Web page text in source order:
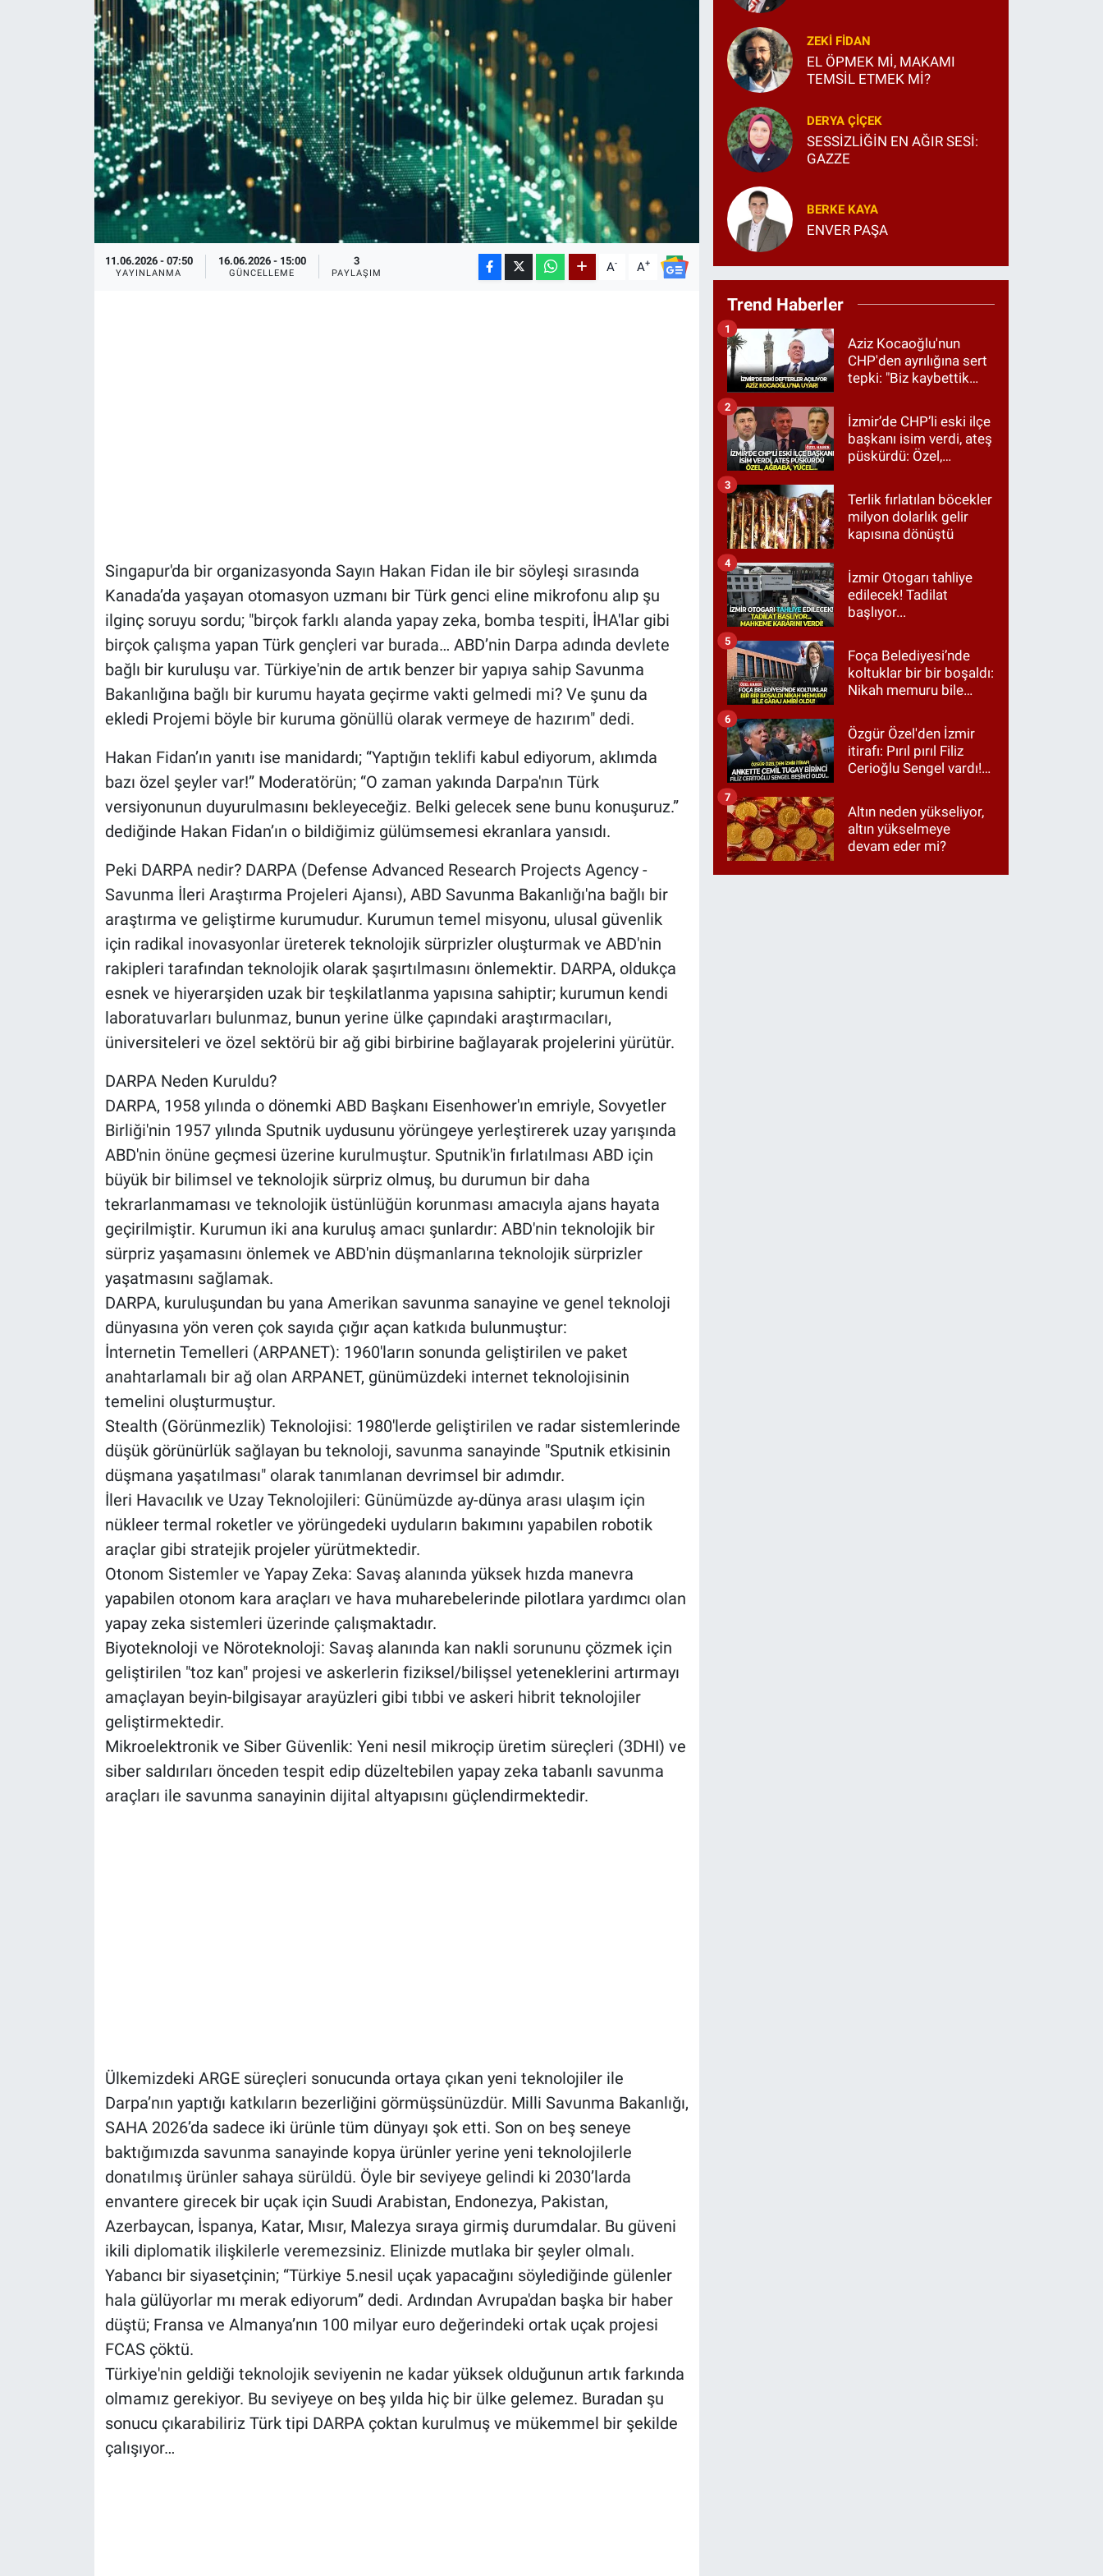
11.06.2026 - 07:50
YAYINLANMA
16.06.2026 - 15:00
GÜNCELLEME
3
PAYLAŞIM A- A+
Singapur'da bir organizasyonda Sayın Hakan Fidan ile bir söyleşi sırasında
Kanada’da yaşayan otomasyon uzmanı bir Türk genci eline mikrofonu alıp şu
ilginç soruyu sordu; "birçok farklı alanda yapay zeka, bomba tespiti, İHA'lar gibi
birçok çalışma yapan Türk gençleri var burada… ABD’nin Darpa adında devlete
bağlı bir kuruluşu var. Türkiye'nin de artık benzer bir yapıya sahip Savunma
Bakanlığına bağlı bir kurumu hayata geçirme vakti gelmedi mi? Ve şunu da
ekledi Projemi böyle bir kuruma gönüllü olarak vermeye de hazırım" dedi.
Hakan Fidan’ın yanıtı ise manidardı; “Yaptığın teklifi kabul ediyorum, aklımda
bazı özel şeyler var!” Moderatörün; “O zaman yakında Darpa'nın Türk
versiyonunun duyurulmasını bekleyeceğiz. Belki gelecek sene bunu konuşuruz.”
dediğinde Hakan Fidan’ın o bildiğimiz gülümsemesi ekranlara yansıdı.
Peki DARPA nedir? DARPA (Defense Advanced Research Projects Agency -
Savunma İleri Araştırma Projeleri Ajansı), ABD Savunma Bakanlığı'na bağlı bir
araştırma ve geliştirme kurumudur. Kurumun temel misyonu, ulusal güvenlik
için radikal inovasyonlar üreterek teknolojik sürprizler oluşturmak ve ABD'nin
rakipleri tarafından teknolojik olarak şaşırtılmasını önlemektir. DARPA, oldukça
esnek ve hiyerarşiden uzak bir teşkilatlanma yapısına sahiptir; kurumun kendi
laboratuvarları bulunmaz, bunun yerine ülke çapındaki araştırmacıları,
üniversiteleri ve özel sektörü bir ağ gibi birbirine bağlayarak projelerini yürütür.
DARPA Neden Kuruldu?
DARPA, 1958 yılında o dönemki ABD Başkanı Eisenhower'ın emriyle, Sovyetler
Birliği'nin 1957 yılında Sputnik uydusunu yörüngeye yerleştirerek uzay yarışında
ABD'nin önüne geçmesi üzerine kurulmuştur. Sputnik'in fırlatılması ABD için
büyük bir bilimsel ve teknolojik sürpriz olmuş, bu durumun bir daha
tekrarlanmaması ve teknolojik üstünlüğün korunması amacıyla ajans hayata
geçirilmiştir. Kurumun iki ana kuruluş amacı şunlardır: ABD'nin teknolojik bir
sürpriz yaşamasını önlemek ve ABD'nin düşmanlarına teknolojik sürprizler
yaşatmasını sağlamak.
DARPA, kuruluşundan bu yana Amerikan savunma sanayine ve genel teknoloji
dünyasına yön veren çok sayıda çığır açan katkıda bulunmuştur:
İnternetin Temelleri (ARPANET): 1960'ların sonunda geliştirilen ve paket
anahtarlamalı bir ağ olan ARPANET, günümüzdeki internet teknolojisinin
temelini oluşturmuştur.
Stealth (Görünmezlik) Teknolojisi: 1980'lerde geliştirilen ve radar sistemlerinde
düşük görünürlük sağlayan bu teknoloji, savunma sanayinde "Sputnik etkisinin
düşmana yaşatılması" olarak tanımlanan devrimsel bir adımdır.
İleri Havacılık ve Uzay Teknolojileri: Günümüzde ay-dünya arası ulaşım için
nükleer termal roketler ve yörüngedeki uyduların bakımını yapabilen robotik
araçlar gibi stratejik projeler yürütmektedir.
Otonom Sistemler ve Yapay Zeka: Savaş alanında yüksek hızda manevra
yapabilen otonom kara araçları ve hava muharebelerinde pilotlara yardımcı olan
yapay zeka sistemleri üzerinde çalışmaktadır.
Biyoteknoloji ve Nöroteknoloji: Savaş alanında kan nakli sorununu çözmek için
geliştirilen "toz kan" projesi ve askerlerin fiziksel/bilişsel yeteneklerini artırmayı
amaçlayan beyin-bilgisayar arayüzleri gibi tıbbi ve askeri hibrit teknolojiler
geliştirmektedir.
Mikroelektronik ve Siber Güvenlik: Yeni nesil mikroçip üretim süreçleri (3DHI) ve
siber saldırıları önceden tespit edip düzeltebilen yapay zeka tabanlı savunma
araçları ile savunma sanayinin dijital altyapısını güçlendirmektedir.
Ülkemizdeki ARGE süreçleri sonucunda ortaya çıkan yeni teknolojiler ile
Darpa’nın yaptığı katkıların bezerliğini görmüşsünüzdür. Milli Savunma Bakanlığı,
SAHA 2026’da sadece iki ürünle tüm dünyayı şok etti. Son on beş seneye
baktığımızda savunma sanayinde kopya ürünler yerine yeni teknolojilerle
donatılmış ürünler sahaya sürüldü. Öyle bir seviyeye gelindi ki 2030’larda
envantere girecek bir uçak için Suudi Arabistan, Endonezya, Pakistan,
Azerbaycan, İspanya, Katar, Mısır, Malezya sıraya girmiş durumdalar. Bu güveni
ikili diplomatik ilişkilerle veremezsiniz. Elinizde mutlaka bir şeyler olmalı.
Yabancı bir siyasetçinin; “Türkiye 5.nesil uçak yapacağını söylediğinde gülenler
hala gülüyorlar mı merak ediyorum” dedi. Ardından Avrupa'dan başka bir haber
düştü; Fransa ve Almanya’nın 100 milyar euro değerindeki ortak uçak projesi
FCAS çöktü.
Türkiye'nin geldiği teknolojik seviyenin ne kadar yüksek olduğunun artık farkında
olmamız gerekiyor. Bu seviyeye on beş yılda hiç bir ülke gelemez. Buradan şu
sonucu çıkarabiliriz Türk tipi DARPA çoktan kurulmuş ve mükemmel bir şekilde
çalışıyor…
ZEKI FIDAN
EL ÖPMEK Mİ, MAKAMI
TEMSİL ETMEK Mİ?
DERYA ÇIÇEK
SESSİZLİĞİN EN AĞIR SESİ:
GAZZE
BERKE KAYA
ENVER PAŞA
Trend Haberler
Aziz Kocaoğlu'nun
CHP'den ayrılığına sert
tepki: "Biz kaybettik
etmedik"
1
İzmir’de CHP’li eski ilçe
başkanı isim verdi, ateş
püskürdü: Özel,
2
Terlik fırlatılan böcekler
milyon dolarlık gelir
kapısına dönüştü
3
İzmir Otogarı tahliye
edilecek! Tadilat
başlıyor...
4
Foça Belediyesi’nde
koltuklar bir bir boşaldı:
Nikah memuru bile
5
Özgür Özel'den İzmir
itirafı: Pırıl pırıl Filiz
Cerioğlu Sengel vardı!
Tugay birinci çıktı
6
Altın neden yükseliyor,
altın yükselmeye
devam eder mi?
7